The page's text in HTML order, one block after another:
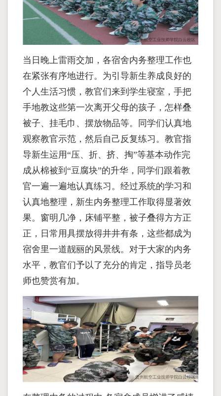
当日晚上雷雨交加，各宿舍内务整理工作也
在紧张有序地进行。为引导新生养成良好的
个人生活习惯，教官们来到学生寝室，手把
手地教这些第一次离开父母的孩子，怎样叠
被子、挂毛巾、摆放物品等。同学们认真地
观察教官示范，然后自己反复练习。教官指
导新生运用“压、折、挤、掏”等基本动作完
成从棉被到“豆腐块”的升华，同学们跟着教
官一遍一遍地认真练习。经过系统的学习和
认真地整理，新生内务整理工作取得显著效
果。窗明几净，床铺平整，被子叠得方方正
正，日常用具摆放得井井有条，这些都成为
宿舍里一道靓丽的风景线。对于大家的内务
水平，教官们予以了充分的肯定，指导员老
师也赞赏有加。